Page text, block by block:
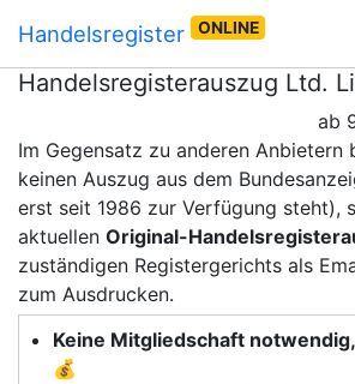
Handelsregister ONLINE
Handelsregisterauszug Ltd.
ab
Im Gegensatz zu anderen Anbietern
keinen Auszug aus dem
erst seit 1986 zur Verfügung steht),
aktuellen Original-
zuständigen Registergerichts als
zum Ausdrucken.
Keine Mitgliedschaft
💰